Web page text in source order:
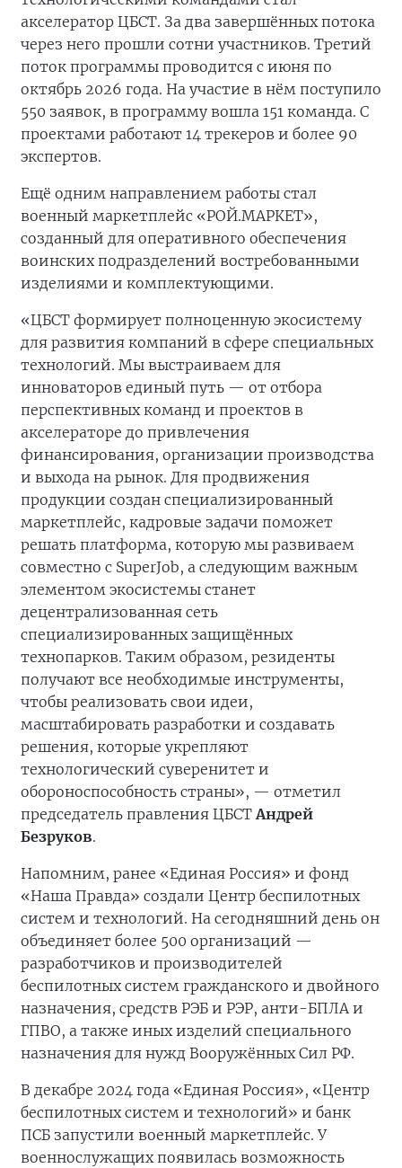
акселератор ЦБСТ. За два завершённых потока
через него прошли сотни участников. Третий
поток программы проводится с июня по
октябрь 2026 года. На участие в нём поступило
550 заявок, в программу вошла 151 команда. С
проектами работают 14 трекеров и более 90
экспертов.
Ещё одним направлением работы стал
военный маркетплейс «РОЙ.МАРКЕТ»,
созданный для оперативного обеспечения
воинских подразделений востребованными
изделиями и комплектующими.
«ЦБСТ формирует полноценную экосистему
для развития компаний в сфере специальных
технологий. Мы выстраиваем для
инноваторов единый путь — от отбора
перспективных команд и проектов в
акселераторе до привлечения
финансирования, организации производства
и выхода на рынок. Для продвижения
продукции создан специализированный
маркетплейс, кадровые задачи поможет
решать платформа, которую мы развиваем
совместно с SuperJob, а следующим важным
элементом экосистемы станет
децентрализованная сеть
специализированных защищённых
технопарков. Таким образом, резиденты
получают все необходимые инструменты,
чтобы реализовать свои идеи,
масштабировать разработки и создавать
решения, которые укрепляют
технологический суверенитет и
обороноспособность страны», — отметил
председатель правления ЦБСТАндрей
Безруков.
Напомним, ранее «Единая Россия» и фонд
«Наша Правда» создали Центр беспилотных
систем и технологий. На сегодняшний день он
объединяет более 500 организаций —
разработчиков и производителей
беспилотных систем гражданского и двойного
назначения, средств РЭБ и РЭР, анти-БПЛА и
ГПВО, а также иных изделий специального
назначения для нужд Вооружённых Сил РФ.
В декабре 2024 года «Единая Россия», «Центр
беспилотных систем и технологий» и банк
ПСБ запустили военный маркетплейс. У
военнослужащих появилась возможность